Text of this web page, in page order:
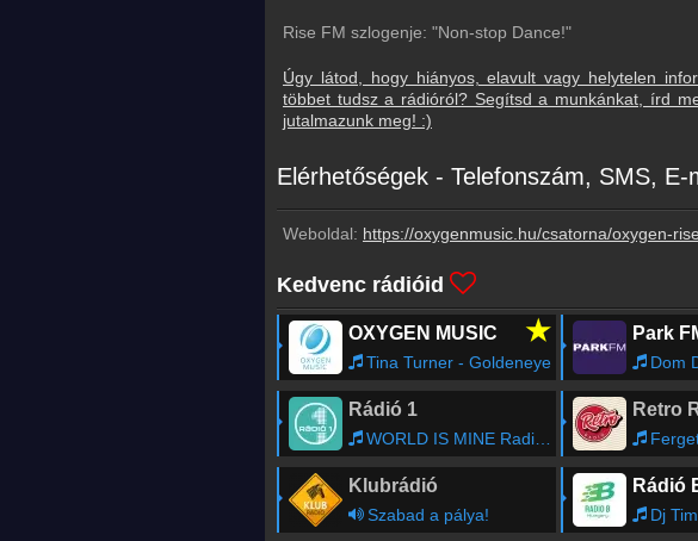
Rise FM szlogenje: "Non-stop Dance!"
Úgy látod, hogy hiányos, elavult vagy helytelen
többet tudsz a rádióról? Segítsd a munkánkat, írd
jutalmazunk meg! :)
Elérhetőségek - Telefonszám, SMS, E-
Weboldal: https://oxygenmusic.hu/csatorna/oxygen-
Kedvenc rádióid
OXYGEN MUSIC ★
Tina Turner - Goldeneye
Park
Dom
Rádió 1
WORLD IS MINE Radio Show - Lotfi Begi
Retro
Klubrádió
Szabad a pálya!
Rádió
Dj Time